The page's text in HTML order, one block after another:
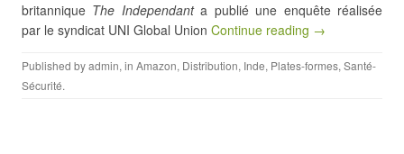
britannique The Independanta publié une enquête réalisée
par le syndicat UNI Global Union Continue reading →
Published byadmin, in Amazon, Distribution, Inde, Plates-formes, Santé-
Sécurité.